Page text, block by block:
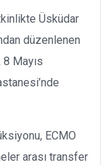
Üsküdar
düzenlenen
8 Mayıs
ECMO
arası transfer